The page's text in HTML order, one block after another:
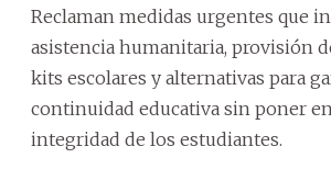
Reclaman medidas urgentes que
asistencia humanitaria, provisión
kits escolares y alternativas para
continuidad educativa sin poner
integridad de los estudiantes.